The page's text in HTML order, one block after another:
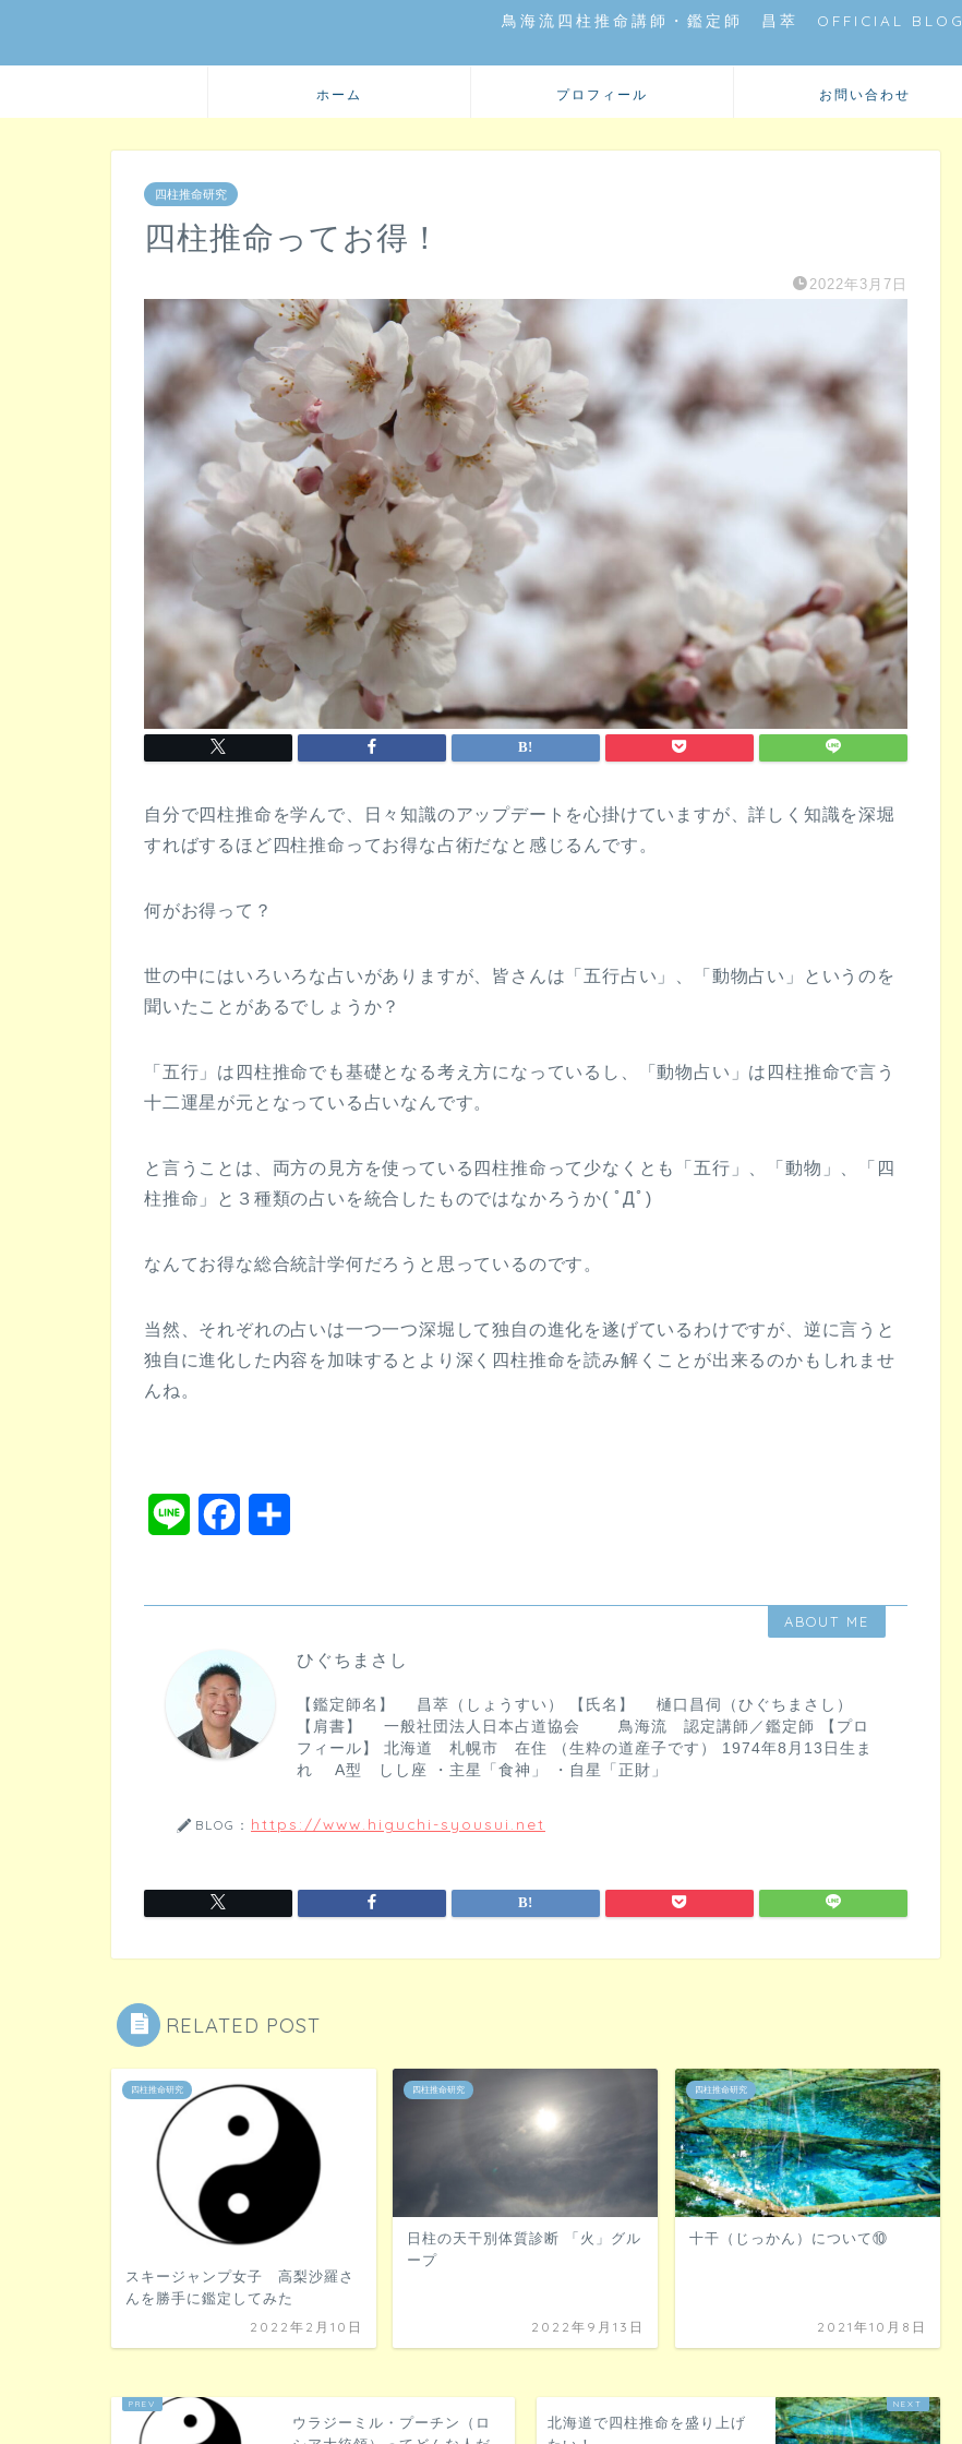
鳥海流四柱推命講師・鑑定師 昌萃 OFFICIAL BLOG
ホーム プロフィール お問い合わせ
四柱推命研究
四柱推命ってお得！
2022年3月7日
自分で四柱推命を学んで、日々知識のアップデートを心掛けていますが、詳しく知識を深堀
すればするほど四柱推命ってお得な占術だなと感じるんです。
何がお得って？
世の中にはいろいろな占いがありますが、皆さんは「五行占い」、「動物占い」というのを
聞いたことがあるでしょうか？
「五行」は四柱推命でも基礎となる考え方になっているし、「動物占い」は四柱推命で言う
十二運星が元となっている占いなんです。
と言うことは、両方の見方を使っている四柱推命って少なくとも「五行」、「動物」、「四
柱推命」と３種類の占いを統合したものではなかろうか( ﾟДﾟ)
なんてお得な総合統計学何だろうと思っているのです。
当然、それぞれの占いは一つ一つ深堀して独自の進化を遂げているわけですが、逆に言うと
独自に進化した内容を加味するとより深く四柱推命を読み解くことが出来るのかもしれませ
んね。
b
ABOUT ME
ひぐちまさし
【鑑定師名】 昌萃（しょうすい） 【氏名】 樋口昌伺（ひぐちまさし）
【肩書】 一般社団法人日本占道協会 鳥海流 認定講師／鑑定師 【プロ
フィール】 北海道 札幌市 在住 （生粋の道産子です） 1974年8月13日生ま
れ A型 しし座 ・主星「食神」 ・自星「正財」
BLOG： https://www.higuchi-syousui.net
RELATED POST
四柱推命研究
スキージャンプ女子 高梨沙羅さ
んを勝手に鑑定してみた
2022年2月10日
四柱推命研究
日柱の天干別体質診断 「火」グル
ープ
2022年9月13日
四柱推命研究
十干（じっかん）について⑩
2021年10月8日
ウラジーミル・プーチン（ロ
北海道で四柱推命を盛り上げ